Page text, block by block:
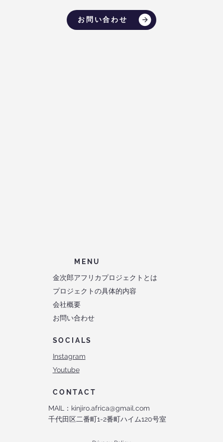
お問い合わせ
MENU
金次郎アフリカプロジェクトとは
プロジェクトの具体的内容
会社概要
お問い合わせ
SOCIALS
Instagram
Youtube
CONTACT
MAIL： kinjiro.africa@gmail.com
千代田区二番町1-2番町ハイム120号室